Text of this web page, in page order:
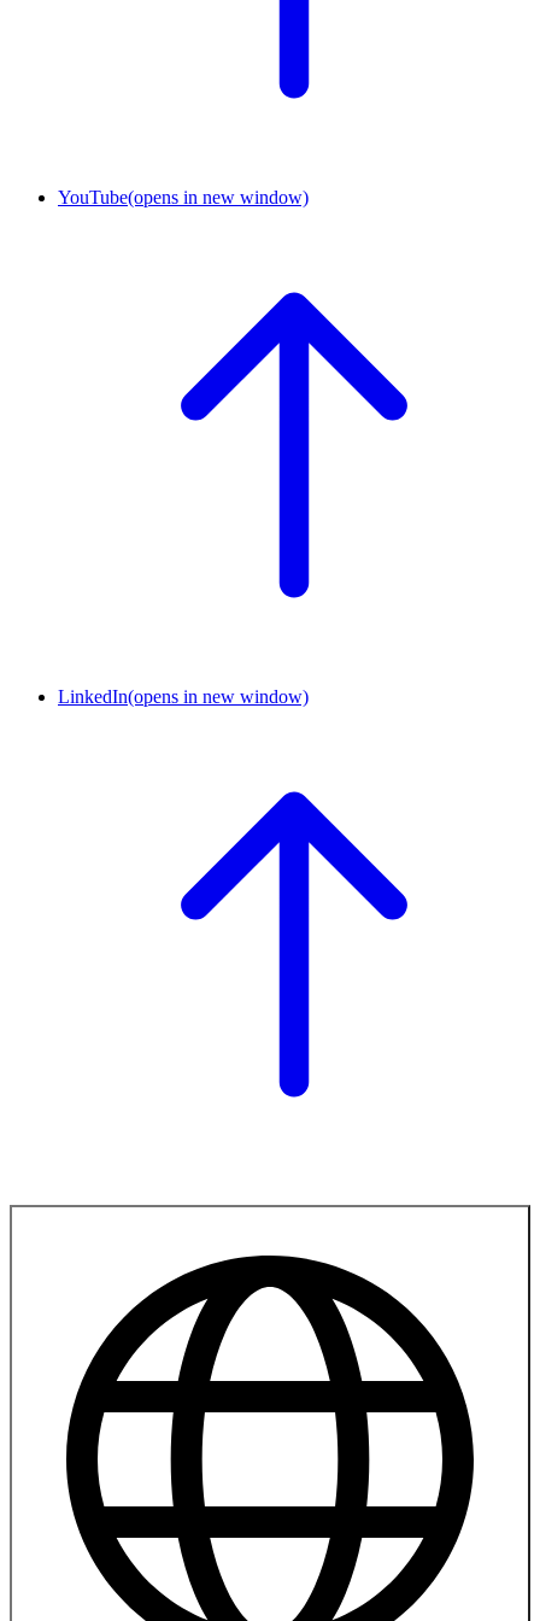
YouTube(opens in new window)
LinkedIn(opens in new window)